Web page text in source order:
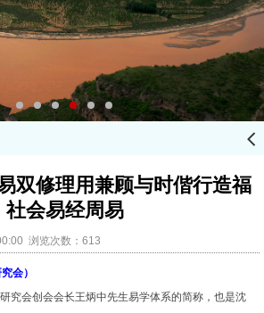
󰊒
双修理用兼顾与时偕行造福
社会易经周易
浏览次数：613
会）
究会创会会长王炳中先生易学体系的简称，也是沈